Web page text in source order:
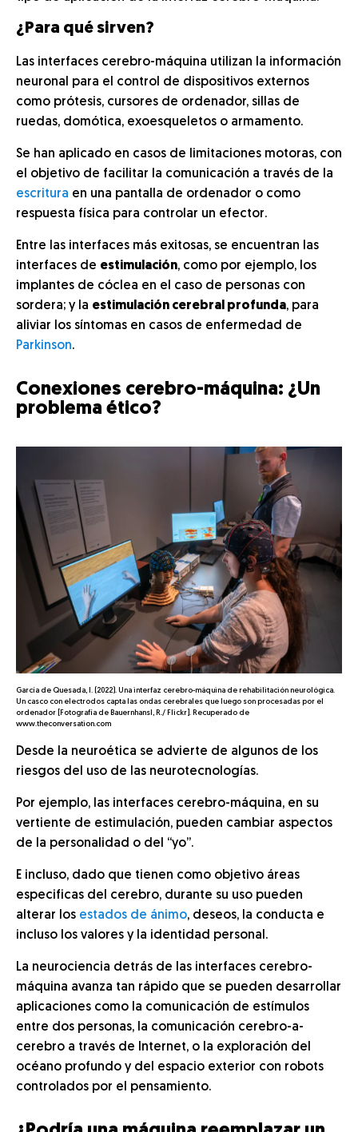
¿Para qué sirven?
Las interfaces cerebro-máquina utilizan la información
neuronal para el control de dispositivos externos
como prótesis, cursores de ordenador, sillas de
ruedas, domótica, exoesqueletos o armamento.
Se han aplicado en casos de limitaciones motoras, con
el objetivo de facilitar la comunicación a través de la
escritura en una pantalla de ordenador o como
respuesta física para controlar un efector.
Entre las interfaces más exitosas, se encuentran las
interfaces de estimulación, como por ejemplo, los
implantes de cóclea en el caso de personas con
sordera; y la estimulación cerebral profunda, para
aliviar los síntomas en casos de enfermedad de
Parkinson.
Conexiones cerebro-máquina: ¿Un
problema ético?
García de Quesada, I. (2022). Una interfaz cerebro-máquina de rehabilitación neurológica.
Un casco con electrodos capta las ondas cerebrales que luego son procesadas por el
ordenador [Fotografía de Bauernhansl, R./ Flickr]. Recuperado de
www.theconversation.com
Desde la neuroética se advierte de algunos de los
riesgos del uso de las neurotecnologías.
Por ejemplo, las interfaces cerebro-máquina, en su
vertiente de estimulación, pueden cambiar aspectos
de la personalidad o del “yo”.
E incluso, dado que tienen como objetivo áreas
especificas del cerebro, durante su uso pueden
alterar los estados de ánimo, deseos, la conducta e
incluso los valores y la identidad personal.
La neurociencia detrás de las interfaces cerebro-
máquina avanza tan rápido que se pueden desarrollar
aplicaciones como la comunicación de estímulos
entre dos personas, la comunicación cerebro-a-
cerebro a través de Internet, o la exploración del
océano profundo y del espacio exterior con robots
controlados por el pensamiento.